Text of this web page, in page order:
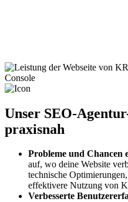
Unser SEO-
praxisnah
Probleme und Chancen
auf, wo deine Website
technische
effektivere Nutzung von
Verbesserte